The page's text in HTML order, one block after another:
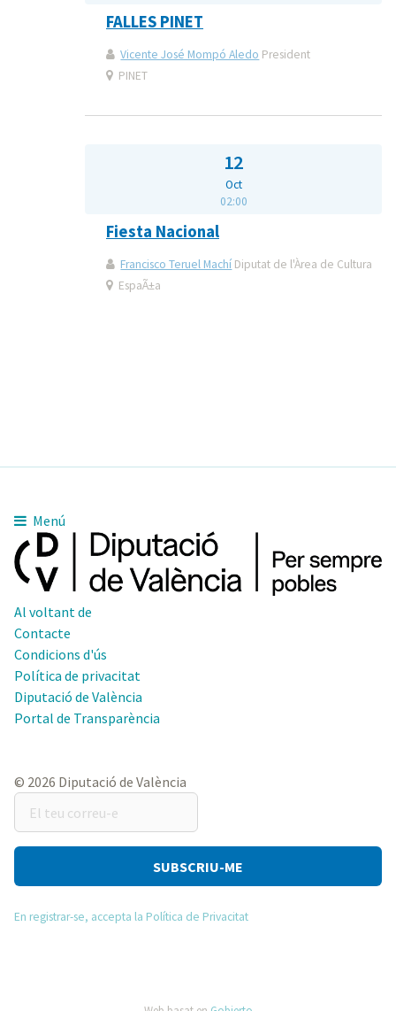
FALLES PINET
Vicente José Mompó Aledo President
PINET
12
Oct
02:00
Fiesta Nacional
Francisco Teruel Machí Diputat de l'Àrea de Cultura
EspaÃ±a
Menú
Al voltant de
Contacte
Condicions d'ús
Política de privacitat
Diputació de València
Portal de Transparència
© 2026 Diputació de València
teu
correu-
En registrar-se, accepta la Política de Privacitat